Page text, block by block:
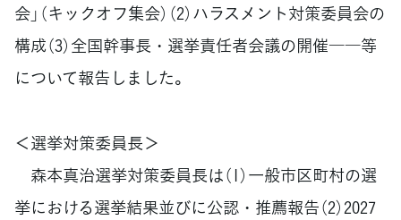
会」（キックオフ集会）（2）ハラスメント対策委員会の
構成（3）全国幹事長・選挙責任者会議の開催――等
について報告しました。
＜選挙対策委員長＞
森本真治選挙対策委員長は（1）一般市区町村の選
挙における選挙結果並びに公認・推薦報告（2）2027